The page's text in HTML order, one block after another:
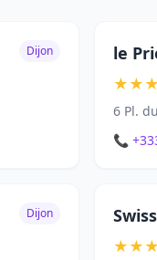
Dijon le
★★★
6 Pl.
📞
Dijon
★★★